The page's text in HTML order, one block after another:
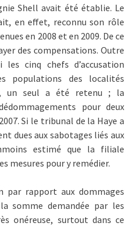
Shell avait été établie. Le
en effet, reconnu son rôle
en 2008 et en 2009. De ce
des compensations. Outre
cinq chefs d’accusation
populations des localités
un seul a été retenu ; la
pour deux
Si le tribunal de la Haye a
dues aux sabotages liés aux
estimé que la filiale
mesures pour y remédier.
par rapport aux dommages
somme demandée par les
onéreuse, surtout dans ce